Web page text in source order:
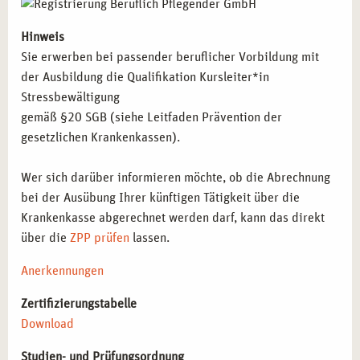
BERUFLICHE PERSPEKTIVEN NACH DER
AUSBILDUNG ZUR KURSLEITUNG
STRESSBEWÄLTIGUNG IN KÖLN
Nach Abschluss dieser Weiterbildung eröffnen sich
vielseitige Karrierechancen in Kölns wachsendem
Durchführung von Stressbewältigungskursen in
Gesundheitszentren, Reha-Kliniken und Unternehmen
Begleitung von Einzelpersonen und Gruppen in der
Stressreduktion.
Entwicklung von Stresspräventionsmaßnahmen für
Gesundheitsförderung zur Unterstützung der
Mitarbeitenden.
Hinweis
Sie erwerben bei passender beruflicher Vorbildung mit
der Ausbildung die Qualifikation Kursleiter*in
Stressbewältigung
gemäß §20 SGB (siehe Leitfaden Prävention der
gesetzlichen Krankenkassen).
Wer sich darüber informieren möchte, ob die Abrechnung
bei der Ausübung Ihrer künftigen Tätigkeit über die
Krankenkasse abgerechnet werden darf, kann das direkt
über die ZPP prüfen lassen.
Anerkennungen
Zertifizierungstabelle
Download
Studien- und Prüfungsordnung